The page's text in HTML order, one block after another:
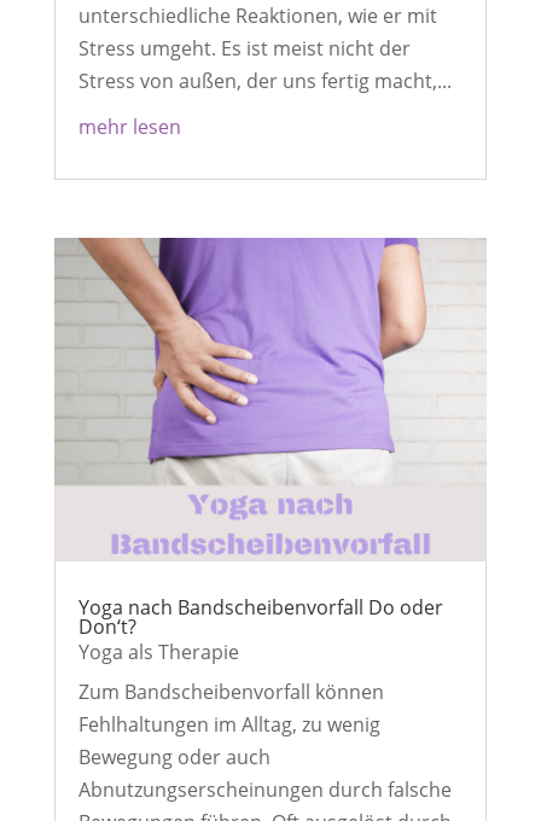
unterschiedliche Reaktionen, wie er mit
Stress umgeht. Es ist meist nicht der
Stress von außen, der uns fertig macht,...
mehr lesen
Yoga nach Bandscheibenvorfall Do oder
Don‘t?
Yoga als Therapie
Zum Bandscheibenvorfall können
Fehlhaltungen im Alltag, zu wenig
Bewegung oder auch
Abnutzungserscheinungen durch falsche